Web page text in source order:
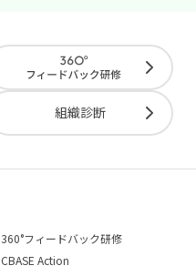
組織診断
360°フィードバック研修
CBASE Action